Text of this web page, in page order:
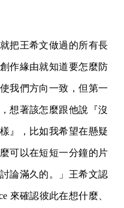
把王希文做過的所有長
作緣由就知道要怎麼防
我們方向一致，但第一
想著該怎麼跟他說『沒
』，比如我希望在懸疑
可以在短短一分鐘的片
論滿久的。」王希文認
來確認彼此在想什麼、